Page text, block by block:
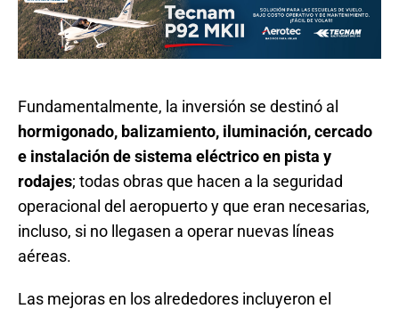
Fundamentalmente, la inversión se destinó al
hormigonado, balizamiento, iluminación, cercado
e instalación de sistema eléctrico en pista y
rodajes; todas obras que hacen a la seguridad
operacional del aeropuerto y que eran necesarias,
incluso, si no llegasen a operar nuevas líneas
aéreas.
Las mejoras en los alrededores incluyeron el